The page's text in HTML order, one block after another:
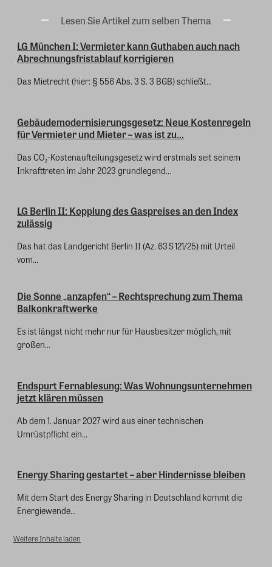
Lesen Sie Artikel zum selben Thema
LG München I: Vermieter kann Guthaben auch nach
Abrechnungsfristablauf korrigieren
Das Mietrecht (hier: § 556 Abs. 3 S. 3 BGB) schließt...
Gebäudemodernisierungsgesetz: Neue Kostenregeln
für Vermieter und Mieter – was ist zu...
Das CO₂-Kostenaufteilungsgesetz wird erstmals seit seinem
Inkrafttreten im Jahr 2023 grundlegend...
LG Berlin II: Kopplung des Gaspreises an den Index
zulässig
Das hat das Landgericht Berlin II (Az. 63 S 121/25) mit Urteil
vom...
Die Sonne „anzapfen“ – Rechtsprechung zum Thema
Balkonkraftwerke
Es ist längst nicht mehr nur für Hausbesitzer möglich, mit
großen...
Endspurt Fernablesung: Was Wohnungsunternehmen
jetzt klären müssen
Ab dem 1. Januar 2027 wird aus einer technischen
Umrüstpflicht ein...
Energy Sharing gestartet – aber Hindernisse bleiben
Mit dem Start des Energy Sharing in Deutschland kommt die
Energiewende...
Weitere Inhalte laden